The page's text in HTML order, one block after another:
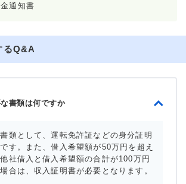
通知書
るQ&A
書類は何ですか
類として、運転免許証などの身分証明
す。また、借入希望額が50万円を超え
社借入と借入希望額の合計が100万円
合は、収入証明書が必要となります。